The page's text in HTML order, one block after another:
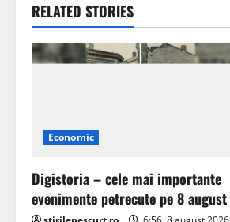
n
a
a
RELATED STORIES
Economic
Digistoria – cele mai importante
evenimente petrecute pe 8 august